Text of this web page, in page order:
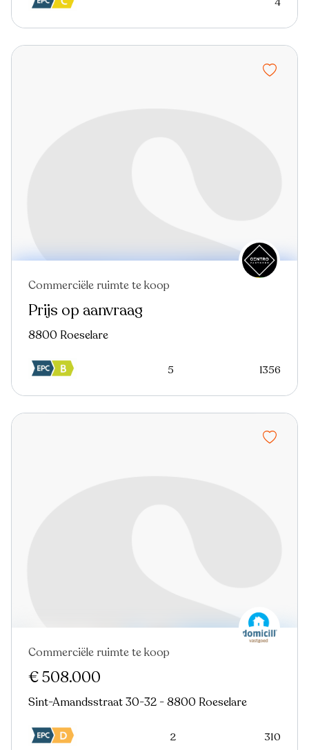
Commerciële ruimte te koop
Prijs op aanvraag
8800 Roeselare
5 1356
Commerciële ruimte te koop
€ 508.000
Sint-Amandsstraat 30-32 - 8800 Roeselare
2 310